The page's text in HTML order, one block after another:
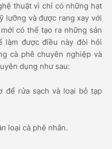
thuật vì chỉ có những hạt
lưỡng và được rang xay với
có thể tạo ra những sản
làm được điều này đòi hỏi
cà phê chuyên nghiệp và
dụng như sau:
để rửa sạch và loại bỏ tạp
loại cà phê nhân.